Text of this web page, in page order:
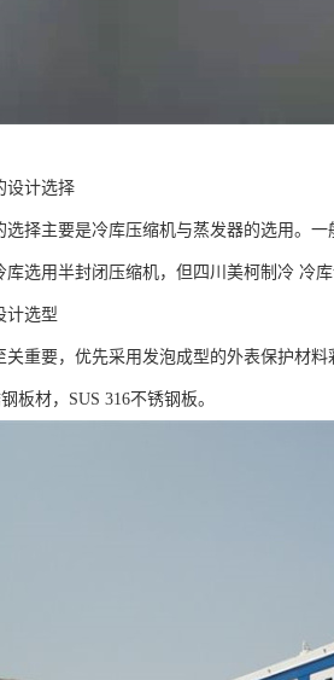
设计选择
选择主要是冷库压缩机与蒸发器的选用。
库选用半封闭压缩机，但四川美柯制冷 冷
计选型
关重要，优先采用发泡成型的外表保护材
板材，SUS 316不锈钢板。